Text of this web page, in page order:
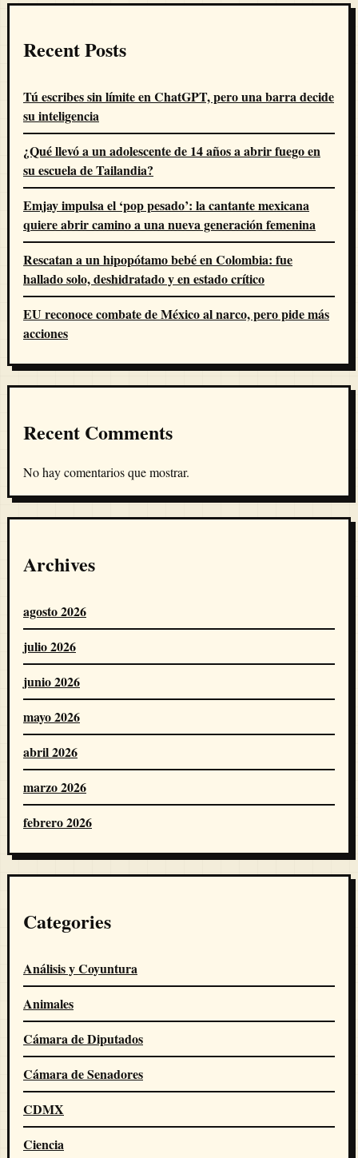
Recent Posts
Tú escribes sin límite en ChatGPT, pero una barra decide
su inteligencia
¿Qué llevó a un adolescente de 14 años a abrir fuego en
su escuela de Tailandia?
Emjay impulsa el ‘pop pesado’: la cantante mexicana
quiere abrir camino a una nueva generación femenina
Rescatan a un hipopótamo bebé en Colombia: fue
hallado solo, deshidratado y en estado crítico
EU reconoce combate de México al narco, pero pide más
acciones
Recent Comments
No hay comentarios que mostrar.
Archives
agosto 2026
julio 2026
junio 2026
mayo 2026
abril 2026
marzo 2026
febrero 2026
Categories
Análisis y Coyuntura
Animales
Cámara de Diputados
Cámara de Senadores
CDMX
Ciencia